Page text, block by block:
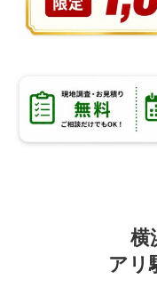
横
アリ